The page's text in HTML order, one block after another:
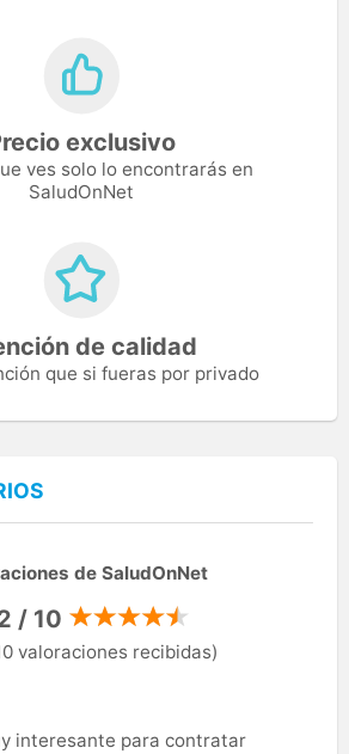
exclusivo
ves solo lo encontrarás en
SaludOnNet
de calidad
que si fueras por privado
de SaludOnNet
/ 10
valoraciones recibidas)
interesante para contratar